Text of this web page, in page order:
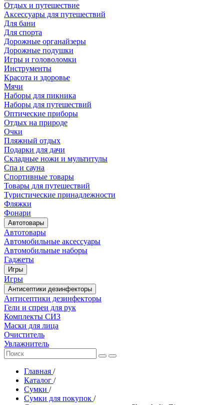
Отдых и путешествие
Аксессуары для путешествий
Для бани
Для спорта
Дорожные органайзеры
Дорожные подушки
Игры и головоломки
Инструменты
Красота и здоровье
Мячи
Наборы для пикника
Наборы для путешествий
Оптические приборы
Отдых на природе
Очки
Пляжный отдых
Подарки для дачи
Складные ножи и мультитулы
Спа и сауна
Спортивные товары
Товары для путешествий
Туристические принадлежности
Фляжки
Фонари
Автотовары
Автотовары
Автомобильные аксессуары
Автомобильные наборы
Гаджеты
Игры
Игры
Антисептики дезинфекторы
Антисептики дезинфекторы
Гели и спреи для рук
Комплекты СИЗ
Маски для лица
Очиститель
Увлажнитель
Главная /
Каталог /
Сумки /
Сумки для покупок /